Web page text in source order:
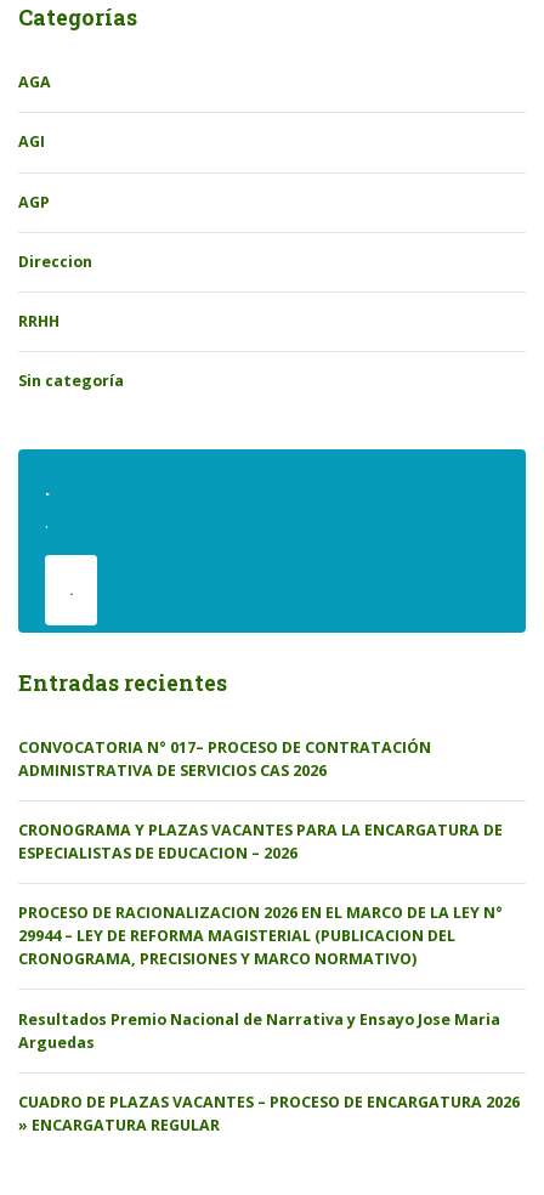
Categorías
AGA
AGI
AGP
Direccion
RRHH
Sin categoría
.
.
.
Entradas recientes
CONVOCATORIA N° 017– PROCESO DE CONTRATACIÓN
ADMINISTRATIVA DE SERVICIOS CAS 2026
CRONOGRAMA Y PLAZAS VACANTES PARA LA ENCARGATURA DE
ESPECIALISTAS DE EDUCACION – 2026
PROCESO DE RACIONALIZACION 2026 EN EL MARCO DE LA LEY N°
29944 – LEY DE REFORMA MAGISTERIAL (PUBLICACION DEL
CRONOGRAMA, PRECISIONES Y MARCO NORMATIVO)
Resultados Premio Nacional de Narrativa y Ensayo Jose Maria
Arguedas
CUADRO DE PLAZAS VACANTES – PROCESO DE ENCARGATURA 2026
» ENCARGATURA REGULAR